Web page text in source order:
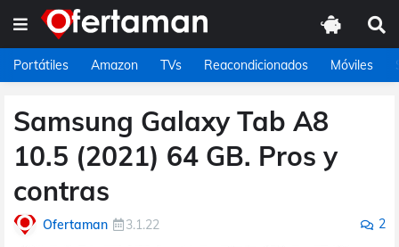
Portátiles Amazon TVs Reacondicionados Móviles
Samsung Galaxy Tab A8
10.5 (2021) 64 GB. Pros y
contras
Ofertaman 3.1.22 2